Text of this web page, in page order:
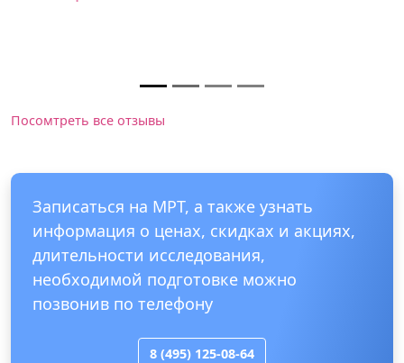
снимки расшифровывают чётко, только в решении
Посомтреть все отзывы
Записаться на МРТ, а также узнать
информация о ценах, скидках и акциях,
длительности исследования,
необходимой подготовке можно
позвонив по телефону
8 (495) 125-08-64